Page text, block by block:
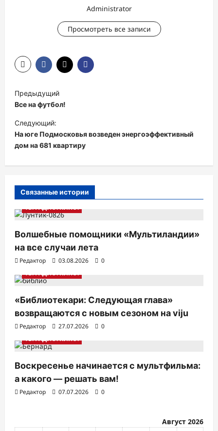
Administrator
Просмотреть все записи
а
в
и
г
а
я
о
з
п
и
с
я
м
Предыдущий
Все на футбол!
Следующий:
На юге Подмосковья возведен энергоэффективный
дом на 681 квартиру
Связанные истории
ТВ. РАДИО. КИНО.
Волшебные помощники «Мультиландии»
на все случаи лета
Редактор 03.08.2026
0
ТВ. РАДИО. КИНО.
«Библиотекари: Следующая глава»
возвращаются с новым сезоном на viju
Редактор 27.07.2026
0
ТВ. РАДИО. КИНО.
Воскресенье начинается с мультфильма:
а какого — решать вам!
Редактор 07.07.2026 0
Август 2026